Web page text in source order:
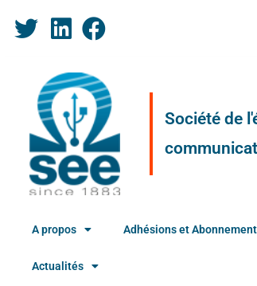
Société de
A propos Adhésions et
Actualités